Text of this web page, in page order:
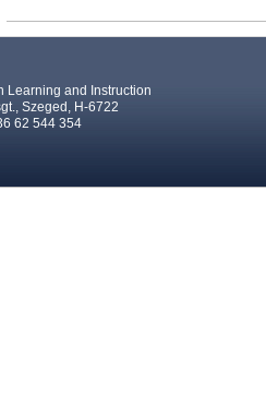
Learning and Instruction
Szeged, H-6722
62 544 354